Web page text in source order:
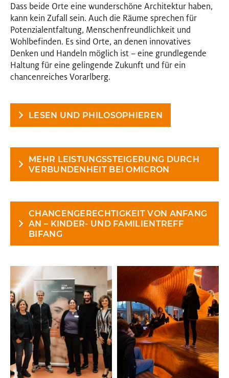
Dass beide Orte eine wunderschöne Architektur haben,
kann kein Zufall sein. Auch die Räume sprechen für
Potenzialentfaltung, Menschenfreundlichkeit und
Wohlbefinden. Es sind Orte, an denen innovatives
Denken und Handeln möglich ist – eine grundlegende
Haltung für eine gelingende Zukunft und für ein
chancenreiches Vorarlberg.
LESEN UND PHILOSOPHIEREN
MEHR LEISTUNGSSTEIGERUNG DURCH
VERBUNDENHEIT BEI OMICRON
CHANCENGERECHTIGKEIT VON ANFANG
AN – KINDER- UND FAMILIENTREFF
BIFANG